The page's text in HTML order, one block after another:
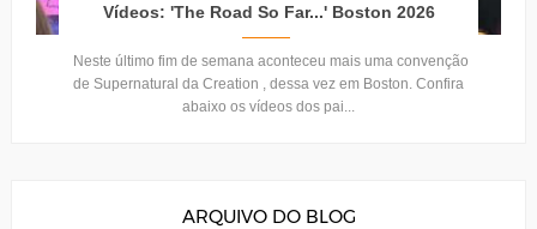
Vídeos: 'The Road So Far...' Boston 2026
Neste último fim de semana aconteceu mais uma convenção
de Supernatural da Creation , dessa vez em Boston. Confira
abaixo os vídeos dos pai...
ARQUIVO DO BLOG